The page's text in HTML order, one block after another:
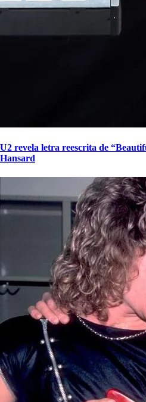
U2 revela letra reescrita de
Hansard